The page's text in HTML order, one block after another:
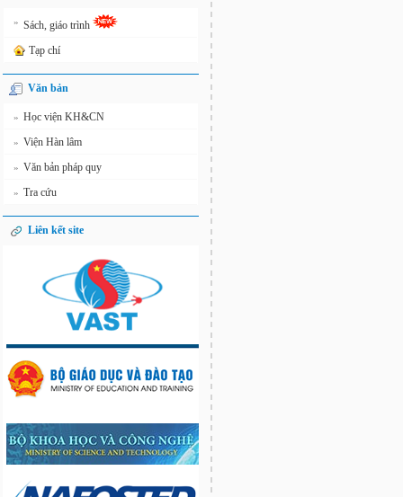
» Sách, giáo trình
Tạp chí
Văn bản
» Học viện KH&CN
» Viện Hàn lâm
» Văn bản pháp quy
» Tra cứu
Liên kết site